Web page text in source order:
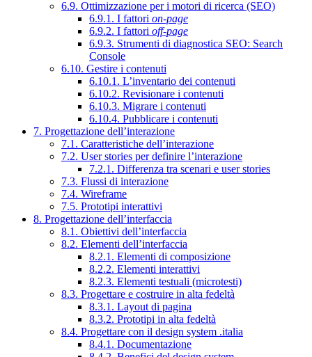
6.9. Ottimizzazione per i motori di ricerca (SEO)
6.9.1. I fattori on-page
6.9.2. I fattori off-page
6.9.3. Strumenti di diagnostica SEO: Search
Console
6.10. Gestire i contenuti
6.10.1. L’inventario dei contenuti
6.10.2. Revisionare i contenuti
6.10.3. Migrare i contenuti
6.10.4. Pubblicare i contenuti
7. Progettazione dell’interazione
7.1. Caratteristiche dell’interazione
7.2. User stories per definire l’interazione
7.2.1. Differenza tra scenari e user stories
7.3. Flussi di interazione
7.4. Wireframe
7.5. Prototipi interattivi
8. Progettazione dell’interfaccia
8.1. Obiettivi dell’interfaccia
8.2. Elementi dell’interfaccia
8.2.1. Elementi di composizione
8.2.2. Elementi interattivi
8.2.3. Elementi testuali (microtesti)
8.3. Progettare e costruire in alta fedeltà
8.3.1. Layout di pagina
8.3.2. Prototipi in alta fedeltà
8.4. Progettare con il design system .italia
8.4.1. Documentazione